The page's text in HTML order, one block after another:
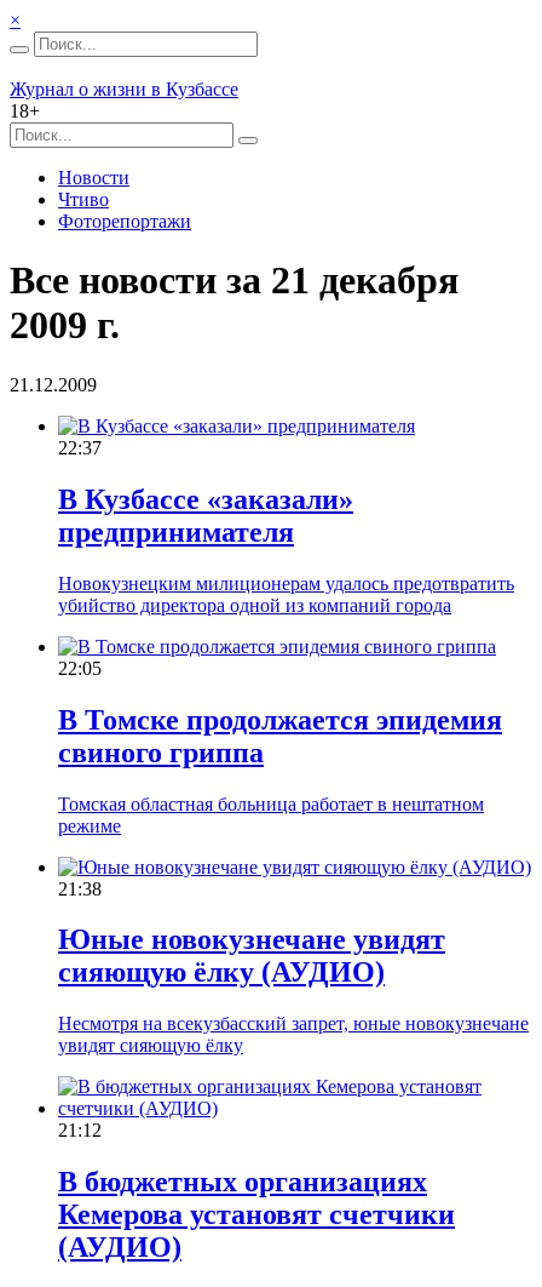
×
Журнал о жизни в Кузбассе
18+
Новости
Чтиво
Фоторепортажи
Все новости за 21 декабря
2009 г.
21.12.2009
22:37
В Кузбассе «заказали»
предпринимателя
Новокузнецким милиционерам удалось предотвратить
убийство директора одной из компаний города
22:05
В Томске продолжается эпидемия
свиного гриппа
Томская областная больница работает в нештатном
режиме
21:38
Юные новокузнечане увидят
сияющую ёлку (АУДИО)
Несмотря на всекузбасский запрет, юные новокузнечане
увидят сияющую ёлку
21:12
В бюджетных организациях
Кемерова установят счетчики
(АУДИО)